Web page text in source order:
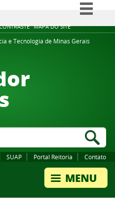
MAPA DO SITE
Simplifique!
Comunica BR
e Tecnologia de Minas Gerais
SUAP Portal Reitoria Contato